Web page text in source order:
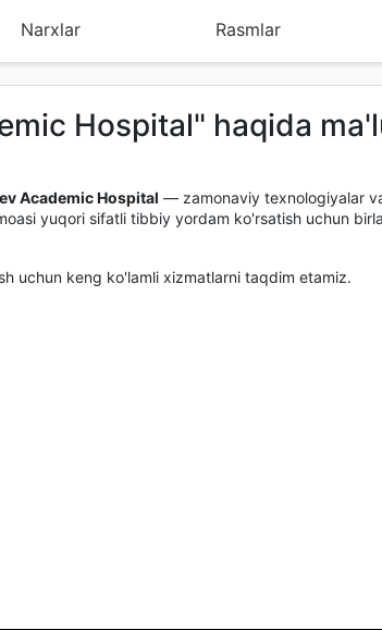
Narxlar Rasmlar
Hospital" haqida
Academic Hospital — zamonaviy texnologiyalar
yuqori sifatli tibbiy yordam ko'rsatish uchun
uchun keng ko'lamli xizmatlarni taqdim etamiz.